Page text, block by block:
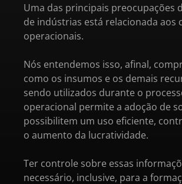
Uma das principais preocupações
de indústrias está relacionada aos
operacionais.
Nós entendemos isso, afinal,
como os insumos e os demais
sendo utilizados durante o
operacional permite a adoção de
possibilitem um uso eficiente,
o aumento da lucratividade.
Ter controle sobre essas
necessário, inclusive, para a